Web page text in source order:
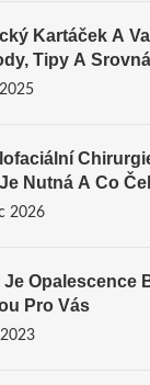
Kartáček A
Tipy A
Nutná A Co
2026
Je Opalescence
Pro Vás